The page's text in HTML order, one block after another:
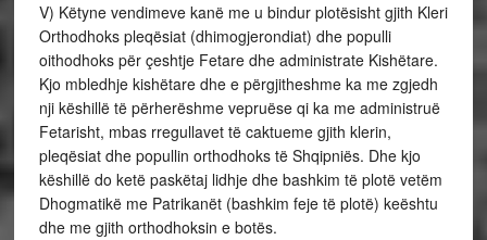
V) Këtyne vendimeve kanë me u bindur plotësisht gjith Kleri
Orthodhoks pleqësiat (dhimogjerondiat) dhe populli
oithodhoks për çeshtje Fetare dhe administrate Kishëtare.
Kjo mbledhje kishëtare dhe e përgjitheshme ka me zgjedh
nji këshillë të përherëshme vepruëse qi ka me administruë
Fetarisht, mbas rregullavet të caktueme gjith klerin,
pleqësiat dhe popullin orthodhoks të Shqipniës. Dhe kjo
këshillë do ketë paskëtaj lidhje dhe bashkim të plotë vetëm
Dhogmatikë me Patrikanët (bashkim feje të plotë) keështu
dhe me gjith orthodhoksin e botës.